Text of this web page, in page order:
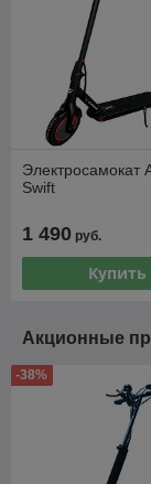
Электросамокат
Swift
1 490 руб.
Купить
Акционные
-38%